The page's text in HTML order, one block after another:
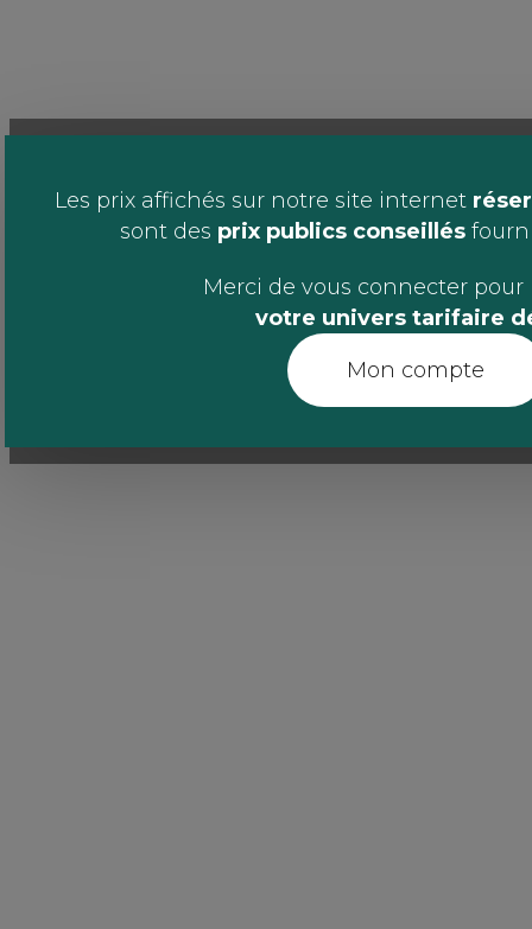
Les prix affichés sur notre site internet
sont des prix publics conseillés
Merci de vous connecter pour
votre univers tarifaire
Mon compte